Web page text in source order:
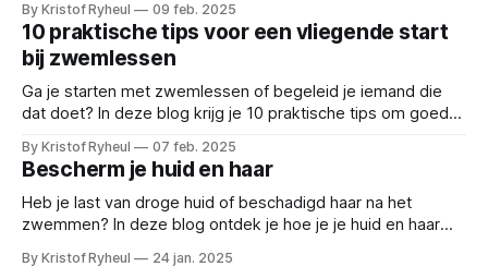
én rond het water.
By Kristof Ryheul 09 feb. 2025
10 praktische tips voor een vliegende start
bij zwemlessen
Ga je starten met zwemlessen of begeleid je iemand die
dat doet? In deze blog krijg je 10 praktische tips om goed
mindset en routine.
By Kristof Ryheul 07 feb. 2025
Bescherm je huid en haar
Heb je last van droge huid of beschadigd haar na het
zwemmen? In deze blog ontdek je hoe je je huid en haar
vermijdt na een zwemsessie.
By Kristof Ryheul 24 jan. 2025